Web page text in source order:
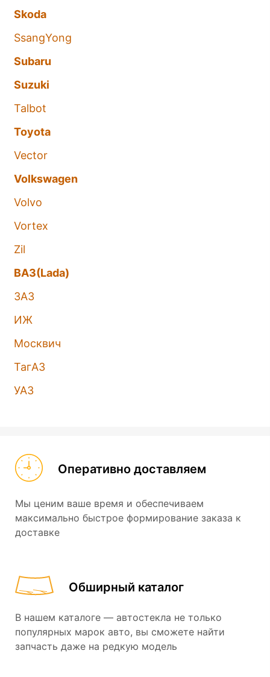
Skoda
SsangYong
Subaru
Suzuki
Talbot
Toyota
Vector
Volkswagen
Volvo
Vortex
Zil
ВАЗ(Lada)
ЗАЗ
ИЖ
Москвич
ТагАЗ
УАЗ
Оперативно доставляем
Мы ценим ваше время и обеспечиваем
максимально быстрое формирование заказа к
доставке
Обширный каталог
В нашем каталоге — автостекла не только
популярных марок авто, вы сможете найти
запчасть даже на редкую модель